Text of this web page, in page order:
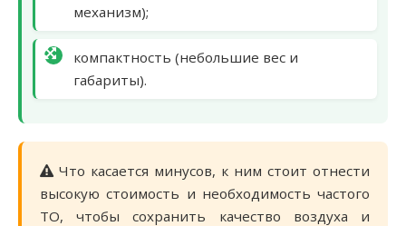
механизм);
компактность (небольшие вес и
габариты).
Что касается минусов, к ним стоит отнести
высокую стоимость и необходимость частого
ТО, чтобы сохранить качество воздуха и